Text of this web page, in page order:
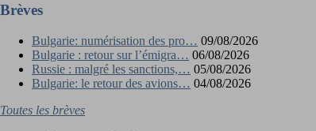
Brèves
Bulgarie: numérisation des pro… 09/08/2026
Bulgarie : retour sur l’émigra… 06/08/2026
Russie : malgré les sanctions,… 05/08/2026
Bulgarie: le retour des avions… 04/08/2026
Toutes les brèves